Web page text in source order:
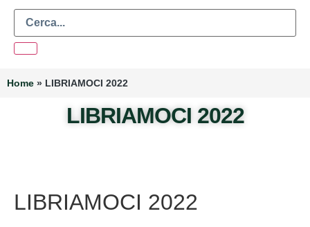
Home » LIBRIAMOCI 2022
LIBRIAMOCI 2022
LIBRIAMOCI 2022